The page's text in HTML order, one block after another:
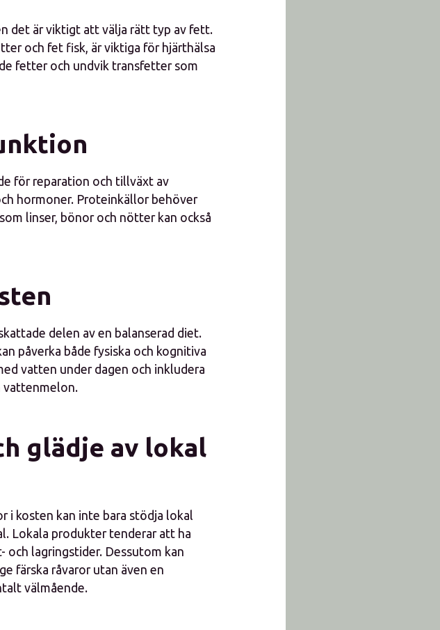
det är viktigt att välja rätt typ av fett.
och fet fisk, är viktiga för hjärthälsa
fetter och undvik transfetter som
för reparation och tillväxt av
hormoner. Proteinkällor behöver
linser, bönor och nötter kan också
delen av en balanserad diet.
påverka både fysiska och kognitiva
vatten under dagen och inkludera
vattenmelon.
glädje av lokal
i kosten kan inte bara stödja lokal
Lokala produkter tenderar att ha
och lagringstider. Dessutom kan
färska råvaror utan även en
välmående.